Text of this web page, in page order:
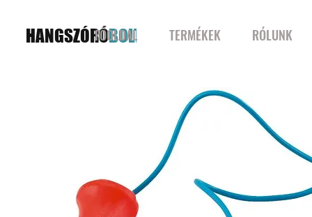
HANGSZÓRÓBOLT
FŐOLDAL TERMÉKEK RÓLUNK